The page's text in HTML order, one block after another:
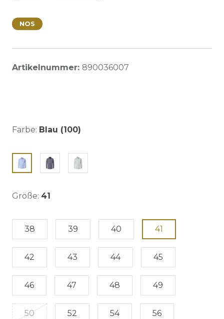
NOS
Artikelnummer: 890036007
Farbe: Blau (100)
Größe: 41
38 39 40 41
42 43 44 45
46 47 48 49
50 52 54 56